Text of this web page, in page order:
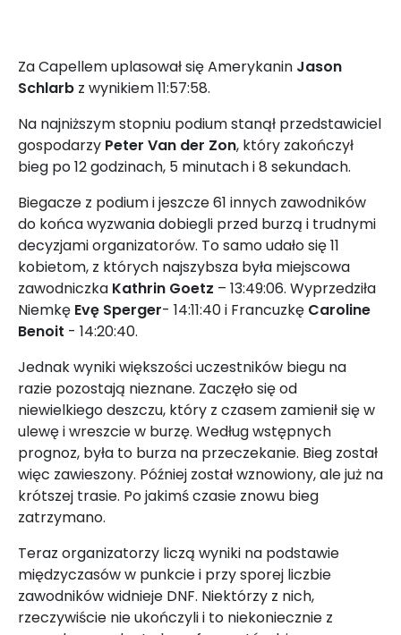
Za Capellem uplasował się Amerykanin Jason
Schlarb z wynikiem 11:57:58.
Na najniższym stopniu podium stanął przedstawiciel
gospodarzy Peter Van der Zon, który zakończył
bieg po 12 godzinach, 5 minutach i 8 sekundach.
Biegacze z podium i jeszcze 61 innych zawodników
do końca wyzwania dobiegli przed burzą i trudnymi
decyzjami organizatorów. To samo udało się 11
kobietom, z których najszybsza była miejscowa
zawodniczka Kathrin Goetz – 13:49:06. Wyprzedziła
Niemkę Evę Sperger- 14:11:40 i Francuzkę Caroline
Benoit - 14:20:40.
Jednak wyniki większości uczestników biegu na
razie pozostają nieznane. Zaczęło się od
niewielkiego deszczu, który z czasem zamienił się w
ulewę i wreszcie w burzę. Według wstępnych
prognoz, była to burza na przeczekanie. Bieg został
więc zawieszony. Później został wznowiony, ale już na
krótszej trasie. Po jakimś czasie znowu bieg
zatrzymano.
Teraz organizatorzy liczą wyniki na podstawie
międzyczasów w punkcie i przy sporej liczbie
zawodników widnieje DNF. Niektórzy z nich,
rzeczywiście nie ukończyli i to niekoniecznie z